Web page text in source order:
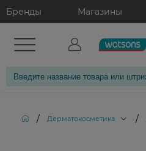
Бренды Магазины
/ Дерматокосметика /